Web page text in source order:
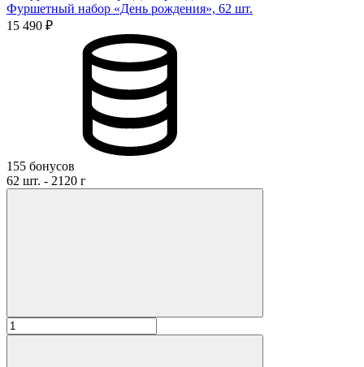
Фуршетный набор «День рождения», 62 шт.
15 490 ₽
155 бонусов
62 шт. - 2120 г